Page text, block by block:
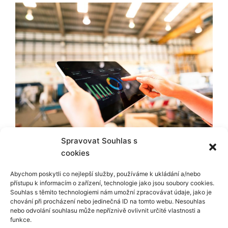
Spravovat Souhlas s
cookies
Abychom poskytli co nejlepší služby, používáme k ukládání a/nebo
přístupu k informacím o zařízení, technologie jako jsou soubory cookies.
Souhlas s těmito technologiemi nám umožní zpracovávat údaje, jako je
chování při procházení nebo jedinečná ID na tomto webu. Nesouhlas
nebo odvolání souhlasu může nepříznivě ovlivnit určité vlastnosti a
funkce.
Copyright © 2026 PolyAutomatic s.r.o.
Zpracování osobních údajů
Všeobecné obchodní a dodací podmínky pro prodej